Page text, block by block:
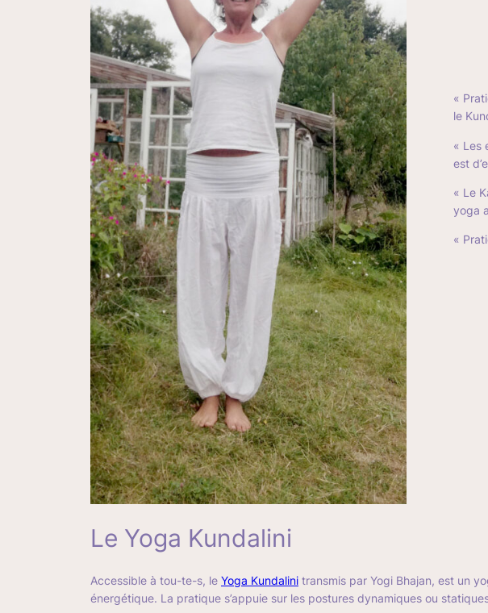
«
le
« Les
est
« Le
yoga
«
Le Yoga Kundalini
Accessible à tou-te-s, le Yoga Kundalini transmis par Yogi Bhajan, est un
énergétique. La pratique s’appuie sur les postures dynamiques ou